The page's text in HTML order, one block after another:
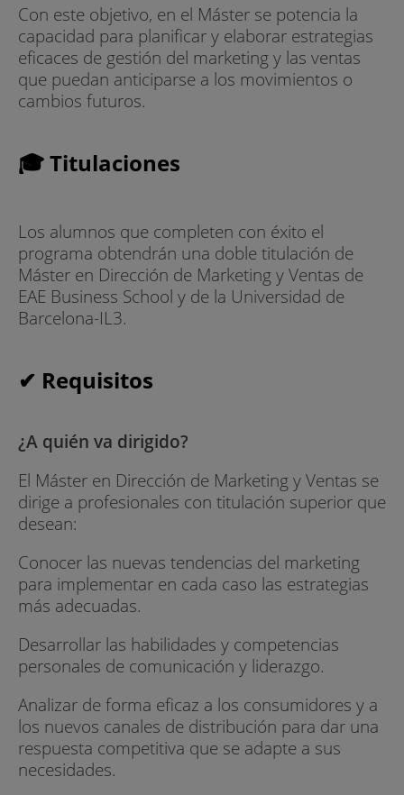
Con este objetivo, en el Máster se potencia la
capacidad para planificar y elaborar estrategias
eficaces de gestión del marketing y las ventas
que puedan anticiparse a los movimientos o
cambios futuros.
🎓 Titulaciones
Los alumnos que completen con éxito el
programa obtendrán una doble titulación de
Máster en Dirección de Marketing y Ventas de
EAE Business School y de la Universidad de
Barcelona-IL3.
✔ Requisitos
¿A quién va dirigido?
El Máster en Dirección de Marketing y Ventas se
dirige a profesionales con titulación superior que
desean:
Conocer las nuevas tendencias del marketing
para implementar en cada caso las estrategias
más adecuadas.
Desarrollar las habilidades y competencias
personales de comunicación y liderazgo.
Analizar de forma eficaz a los consumidores y a
los nuevos canales de distribución para dar una
respuesta competitiva que se adapte a sus
necesidades.